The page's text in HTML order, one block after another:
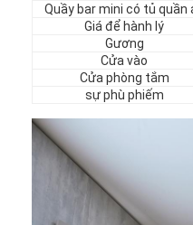
nội thất khách sạn
Đồ nội thất biệt thự
Đồ nội thất căn hộ
Đồ nội thất câu lạc bộ
Đồ nội thất phòng ăn
Quầy bar mini có tủ quần
Giá để hành lý
Gương
Cửa vào
Cửa phòng tắm
sự phù phiếm